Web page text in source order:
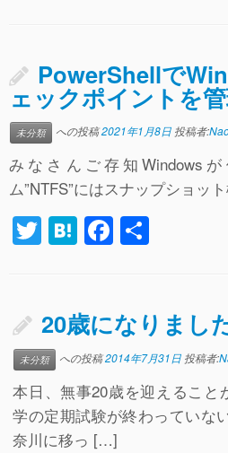
PowerShellで
ェックポイントを
未分類 への投稿2021年1月8日 投稿者:
みなさんご存知Windows
ム”NTFS”にはスナップショッ
T
wi
er
H
at
n
a
F
a
e
b
o
o
k
20歳になりまし
未分類 への投稿2014年7月31日 投稿者:
本日、無事20歳を迎えること
学の定期試験が終わっていな
奈川に移っ […]